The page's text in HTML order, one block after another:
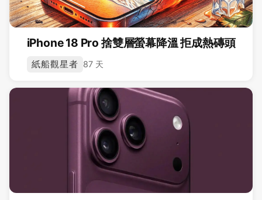
iPhone 18 Pro 捨雙層螢幕降溫 拒成熱磚頭
紙船觀星者 87 天